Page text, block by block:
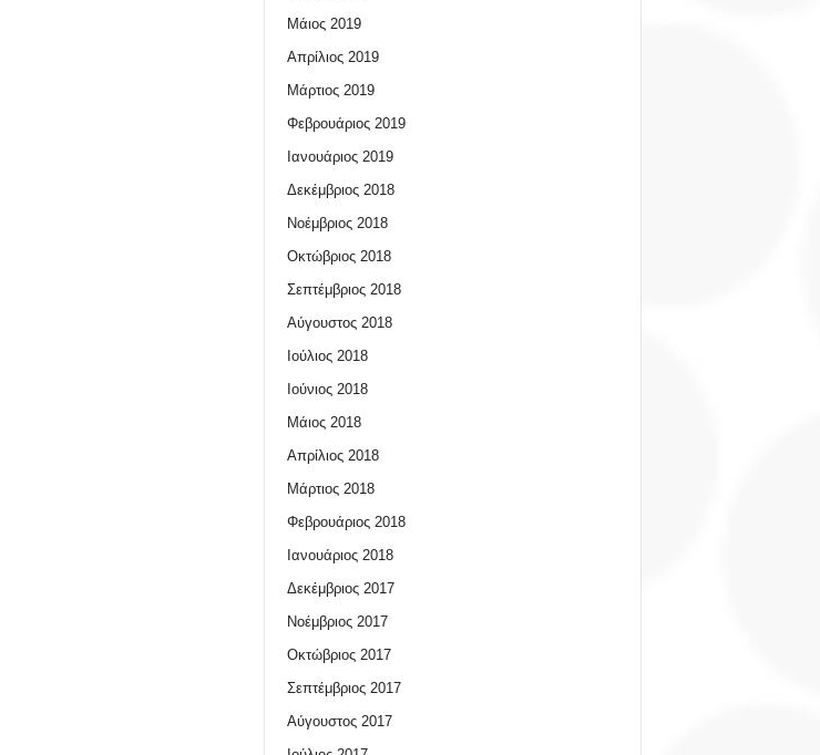
Μάιος 2019
Απρίλιος 2019
Μάρτιος 2019
Φεβρουάριος 2019
Ιανουάριος 2019
Δεκέμβριος 2018
Νοέμβριος 2018
Οκτώβριος 2018
Σεπτέμβριος 2018
Αύγουστος 2018
Ιούλιος 2018
Ιούνιος 2018
Μάιος 2018
Απρίλιος 2018
Μάρτιος 2018
Φεβρουάριος 2018
Ιανουάριος 2018
Δεκέμβριος 2017
Νοέμβριος 2017
Οκτώβριος 2017
Σεπτέμβριος 2017
Αύγουστος 2017